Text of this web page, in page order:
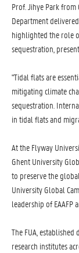
Prof. Jihye Park
Department
highlighted the role
sequestration,
"Tidal flats are
mitigating climate
sequestration.
in tidal flats and
At the Flyway
Ghent University
to preserve the
University Global
leadership of EAAFP
The FUA,
research institutes